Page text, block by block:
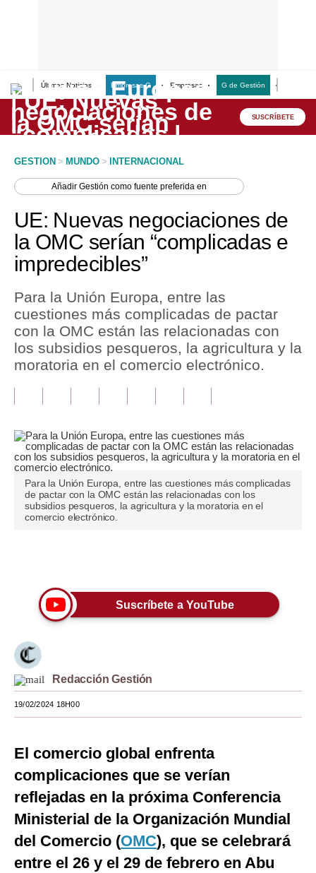
Últimas Noticias Empresas G Empresas G de Gestión
Lo último
Peru Quiosco
Economía
Mercados
Política
Tu Dinero
Finanzas Personales
Opinión
Editorial
Pregunta de hoy
Lujo
Viajes
Moda
Estilos
Mundo
España
Internacional
SUSCRÍBETE
GESTION > MUNDO > INTERNACIONAL
AñadirGestión como fuente preferida en
UE: Nuevas negociaciones de
la OMC serían “complicadas e
impredecibles”
Para la Unión Europa, entre las
cuestiones más complicadas de pactar
con la OMC están las relacionadas con
los subsidios pesqueros, la agricultura y la
moratoria en el comercio electrónico.
Para la Unión Europa, entre las cuestiones más complicadas
de pactar con la OMC están las relacionadas con los
subsidios pesqueros, la agricultura y la moratoria en el
comercio electrónico.
Suscríbete a YouTube
Redacción Gestión
19/02/2024 18H00
El comercio global enfrenta
complicaciones que se verían
reflejadas en la próxima Conferencia
Ministerial de la Organización Mundial
del Comercio (OMC), que se celebrará
entre el 26 y el 29 de febrero en Abu